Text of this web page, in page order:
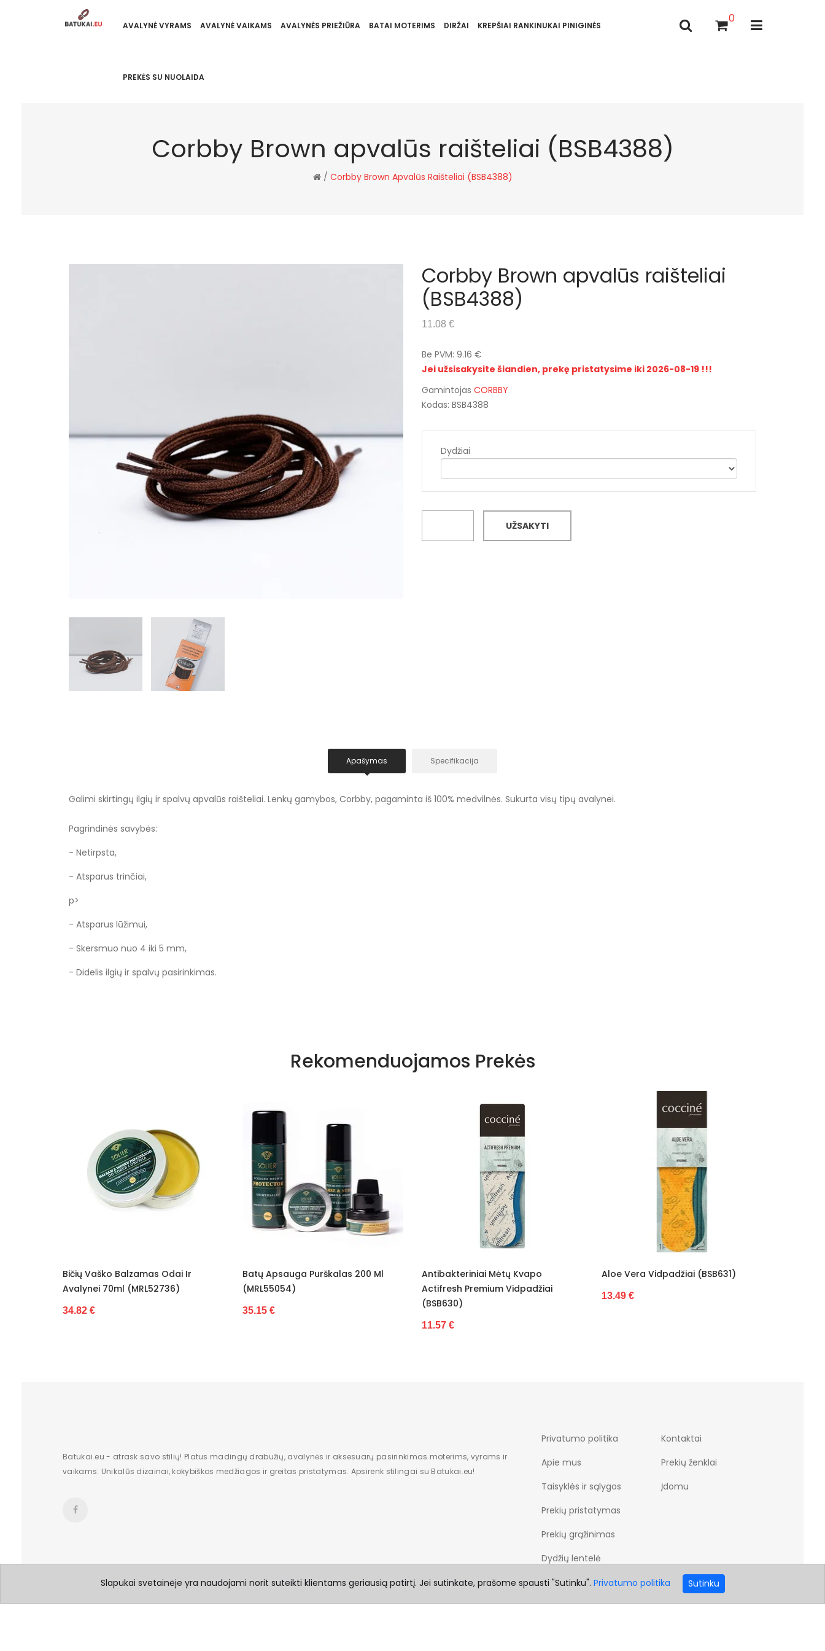
AVALYNĖ VYRAMS AVALYNĖ VAIKAMS AVALYNĖS PRIEŽIŪRA BATAI MOTERIMS DIRŽAI KREPŠIAI RANKINUKAI PINIGINĖS
PREKĖS SU NUOLAIDA
0
Corbby Brown apvalūs raišteliai (BSB4388)
/ Corbby Brown Apvalūs Raišteliai (BSB4388)
Corbby Brown apvalūs raišteliai
(BSB4388)
11.08 €
Be PVM: 9.16 €
Jei užsisakysite šiandien, prekę pristatysime iki 2026-08-19 !!!
Gamintojas CORBBY
Kodas: BSB4388
Dydžiai
UŽSAKYTI
Apašymas Specifikacija
Galimi skirtingų ilgių ir spalvų apvalūs raišteliai. Lenkų gamybos, Corbby, pagaminta iš 100% medvilnės. Sukurta visų tipų avalynei.
Pagrindinės savybės:
- Netirpsta,
- Atsparus trinčiai,
p>
- Atsparus lūžimui,
- Skersmuo nuo 4 iki 5 mm,
- Didelis ilgių ir spalvų pasirinkimas.
Rekomenduojamos Prekės
Odai Ir
Batų Apsauga Purškalas 200 Ml
(MRL55054)
Antibakteriniai Mėtų Kvapo
Actifresh Premium Vidpadžiai
Aloe Vera Vidpadžiai (BSB631)
Aliuminio Aukščiausios Kokybės Šilti
Batukai.eu - atrask savo stilių! Platus madingų drabužių, avalynės ir aksesuarų pasirinkimas moterims, vyrams ir
vaikams. Unikalūs dizainai, kokybiškos medžiagos ir greitas pristatymas. Apsirenk stilingai su Batukai.eu!
Privatumo politika
Apie mus
Taisyklės ir sąlygos
Prekių pristatymas
Prekių grąžinimas
Dydžių lentelė
Kontaktai
Prekių ženklai
Įdomu
Slapukai svetainėje yra naudojami norit suteikti klientams geriausią patirtį. Jei sutinkate, prašome spausti "Sutinku". Privatumo politika Sutinku